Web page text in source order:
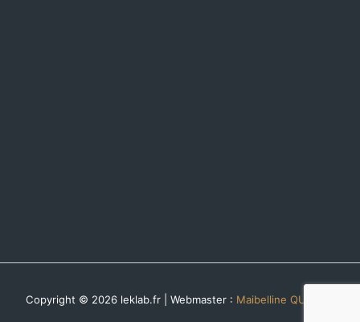
Copyright © 2026 leklab.fr | Webmaster : Maibelline QUILLIET